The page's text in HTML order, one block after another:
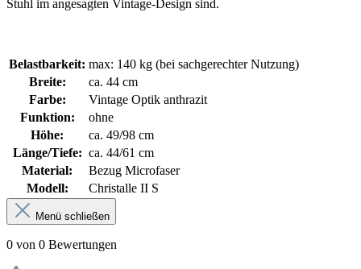
Stuhl im angesagten Vintage-Design sind.
Belastbarkeit: max: 140 kg (bei sachgerechter Nutzung)
Breite:
ca. 44 cm
Farbe:
Vintage Optik anthrazit
Funktion:
ohne
Höhe:
ca. 49/98 cm
Länge/Tiefe: ca. 44/61 cm
Material:
Bezug Microfaser
Modell:
Christalle II S
Menü schließen
0 von 0 Bewertungen